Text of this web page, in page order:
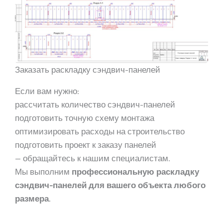
Заказать раскладку сэндвич-панелей
Если вам нужно:
рассчитать количество сэндвич-панелей
подготовить точную схему монтажа
оптимизировать расходы на строительство
подготовить проект к заказу панелей
— обращайтесь к нашим специалистам.
Мы выполним профессиональную раскладку
сэндвич-панелей для вашего объекта любого
размера.